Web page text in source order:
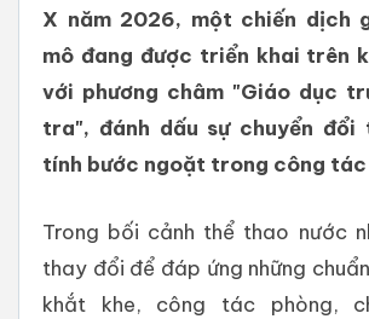
X năm 2026, một chiến dịch
mô đang được triển khai trên
với phương châm "Giáo dục
tra", đánh dấu sự chuyển đổi
tính bước ngoặt trong công tác
Trong bối cảnh thể thao nước
thay đổi để đáp ứng những
khắt khe, công tác phòng,